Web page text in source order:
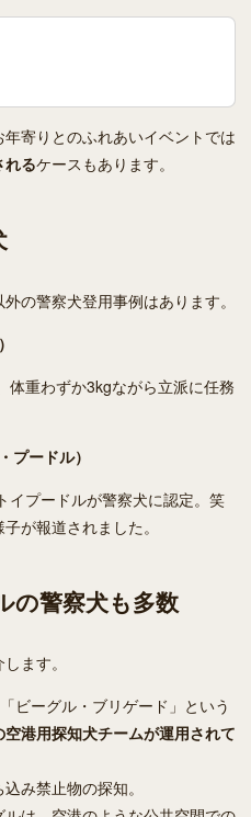
寄りとのふれあいイベントでは
れるケースもあります。
の警察犬登用事例はあります。
体重わずか3kgながら立派に任務
プードル）
イプードルが警察犬に認定。笑
が報道されました。
の警察犬も多数
ます。
ビーグル・ブリゲード」という
空港用探知犬チームが運用されて
み禁止物の探知。